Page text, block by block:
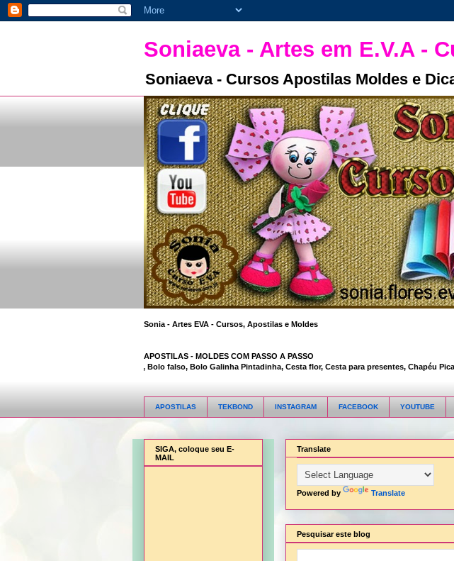
Soniaeva - Artes em E.V.A -
Soniaeva - Cursos Apostilas Moldes e
Sonia - Artes EVA - Cursos, Apostilas e Moldes
APOSTILAS - MOLDES COM PASSO A PASSO
Animal Bambi 3D, Bolo falso, Bolo Galinha Pintadinha, Cesta flor, Cesta para presentes, Chapéu Pica-
APOSTILAS TEKBOND INSTAGRAM FACEBOOK YOUTUBE
Translate
Powered by Translate
Pesquisar este blog
SIGA, coloque seu E-
MAIL